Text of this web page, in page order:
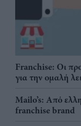
Franchise: Οι
για την ομαλή
Mailo’s: Από
franchise brand